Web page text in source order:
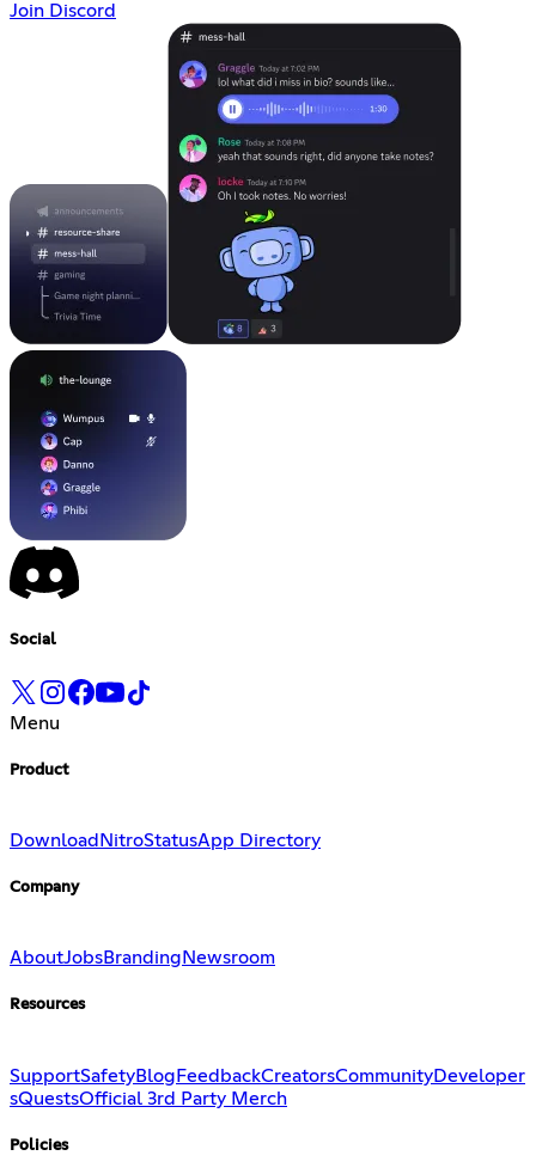
Join Discord
Social
Menu
Product
Download NitroStatusApp Directory
Company
AboutJobsBranding Newsroom
Resources
SupportSafetyBlogFeedbackCreatorsCommunityDeveloper
sQuestsOfficial 3rd Party Merch
Policies